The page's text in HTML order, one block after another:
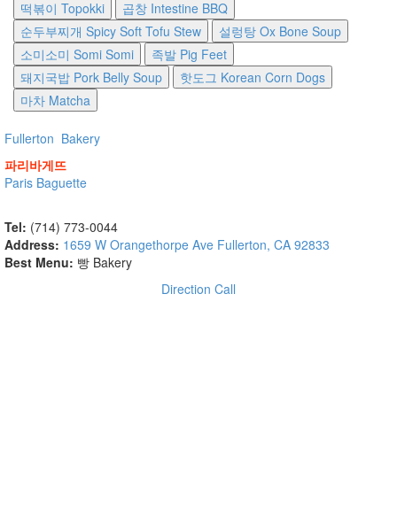
떡볶이 Topokki
곱창 Intestine BBQ
순두부찌개 Spicy Soft Tofu Stew
설렁탕 Ox Bone Soup
소미소미 Somi Somi
족발 Pig Feet
돼지국밥 Pork Belly Soup
핫도그 Korean Corn Dogs
마차 Matcha
Fullerton Bakery
파리바게뜨
Paris Baguette
Tel: (714) 773-0044
Address: 1659 W Orangethorpe Ave Fullerton, CA 92833
Best Menu: 빵 Bakery
Direction Call